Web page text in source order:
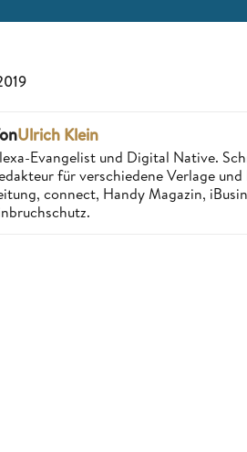
Ulrich Klein
Evangelist und Digital Native.
für verschiedene Verlage
connect, Handy Magazin,